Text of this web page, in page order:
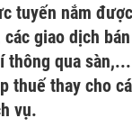
tuyến nắm
giao dịch
thông qua
thuế thay cho
vụ.